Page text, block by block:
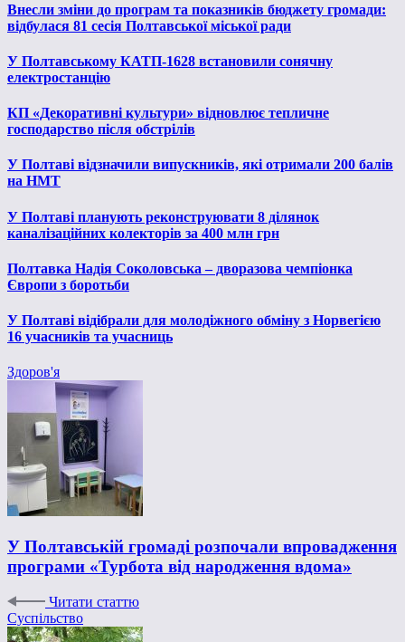
Внесли зміни до програм та показників бюджету громади:
відбулася 81 сесія Полтавської міської ради
У Полтавському КАТП-1628 встановили сонячну
електростанцію
КП «Декоративні культури» відновлює тепличне
господарство після обстрілів
У Полтаві відзначили випускників, які отримали 200 балів
на НМТ
У Полтаві планують реконструювати 8 ділянок
каналізаційних колекторів за 400 млн грн
Полтавка Надія Соколовська – дворазова чемпіонка
Європи з боротьби
У Полтаві відібрали для молодіжного обміну з Норвегією
16 учасників та учасниць
Здоров'я
У Полтавській громаді розпочали впровадження
програми «Турбота від народження вдома»
Читати статтю
Суспільство